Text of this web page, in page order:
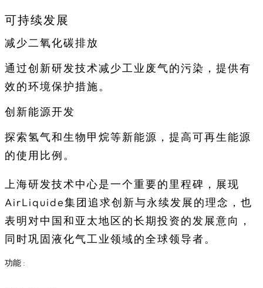
可持续发展
减少二氧化碳排放
通过创新研发技术减少工业废气的污染，提供有
效的环境保护措施。
创新能源开发
探索氢气和生物甲烷等新能源，提高可再生能源
的使用比例。
上海研发技术中心是一个重要的里程碑，展现
AirLiquide集团追求创新与永续发展的理念，也
表明对中国和亚太地区的长期投资的发展意向，
同时巩固液化气工业领域的全球领导者。
功能 :